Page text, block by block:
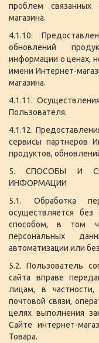
проблем связанных
магазина.
4.1.10.
обновлений
информации о ценах,
имени Интернет-
магазина.
4.1.11.
Пользователя.
4.1.12.
сервисы партнеров
продуктов,
5. СПОСОБЫ И
ИНФОРМАЦИИ
5.1. Обработка
осуществляется
способом, в том
персональных
автоматизации или
5.2. Пользователь
сайта вправе
лицам, в частности,
почтовой связи,
целях выполнения
Сайте интернет-
Товара.